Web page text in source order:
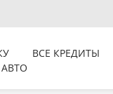
ВСЕ КРЕДИТЫ